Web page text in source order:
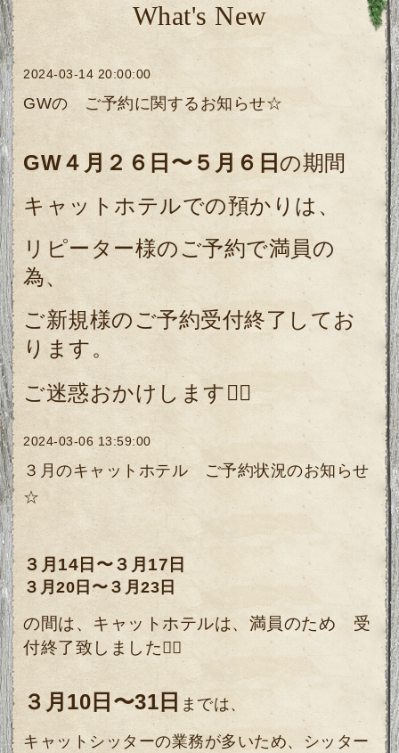
What's New
2024-03-14 20:00:00
GWの ご予約に関するお知らせ☆
GW４月２６日〜５月６日 の期間
キャットホテルでの預かりは、
リピーター様のご予約で満員の
為、
ご新規様のご予約受付終了してお
ります。
ご迷惑おかけします🙇‍♀️
2024-03-06 13:59:00
３月のキャットホテル ご予約状況のお知らせ
☆
３月14日〜３月17日
３月20日〜３月23日
の間は、キャットホテルは、満員のため 受
付終了致しました🙇‍♀️
３月10日〜31日 までは、
キャットシッターの業務が多いため、シッター